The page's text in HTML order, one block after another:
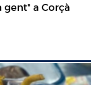
a Corçà